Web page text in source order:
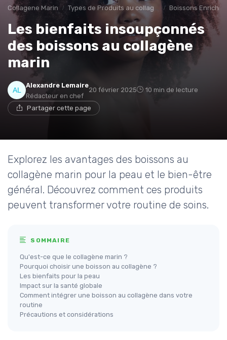
Collagene Marin Types de Produits au collagene marin Boissons
Les bienfaits insoupçonnés
des boissons au collagène
marin
Alexandre Lemaire
Rédacteur en chef
20 février 2025 10 min de lecture
Partager cette page
Explorez les avantages des boissons au
collagène marin pour la peau et le bien-être
général. Découvrez comment ces produits
peuvent transformer votre routine de soins.
SOMMAIRE
Qu'est-ce que le collagène marin ?
Pourquoi choisir une boisson au collagène ?
Les bienfaits pour la peau
Impact sur la santé globale
Comment intégrer une boisson au collagène dans votre
routine
Précautions et considérations